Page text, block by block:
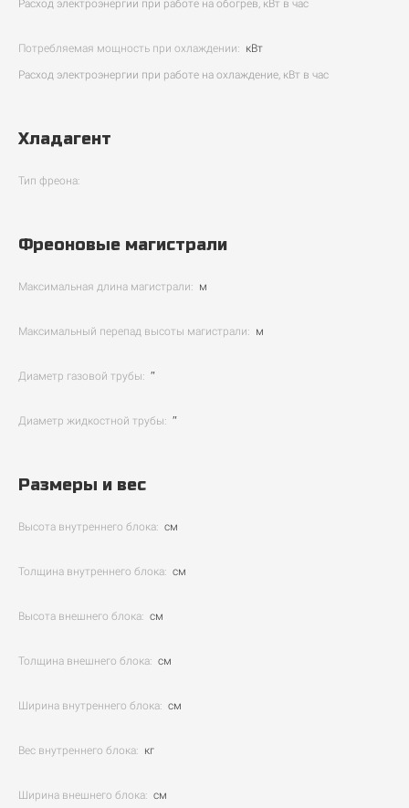
Расход электроэнергии при работе на обогрев, кВт в час
Потребляемая мощность при охлаждении: кВт
Расход электроэнергии при работе на охлаждение, кВт в час
Хладагент
Тип фреона:
Фреоновые магистрали
Максимальная длина магистрали: м
Максимальный перепад высоты магистрали: м
Диаметр газовой трубы: ″
Диаметр жидкостной трубы: ″
Размеры и вес
Высота внутреннего блока: см
Толщина внутреннего блока: см
Высота внешнего блока: см
Толщина внешнего блока: см
Ширина внутреннего блока: см
Вес внутреннего блока: кг
Ширина внешнего блока: см